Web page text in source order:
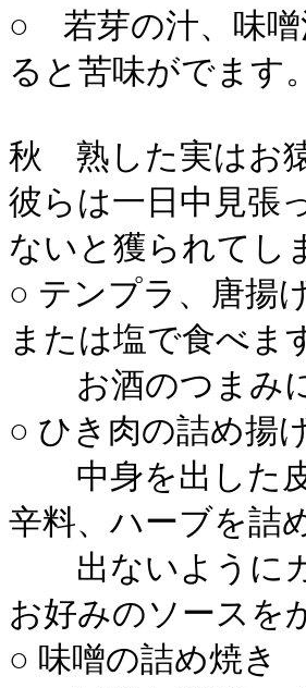
○ 若芽の汁、味
ると苦味がでます。
秋 熟した実はお
彼らは一日中見張
ないと獲られてし
○ テンプラ、唐揚
または塩で食べま
お酒のつまみ
○ ひき肉の詰め揚
中身を出した皮
辛料、ハーブを詰
出ないようにカ
お好みのソースを
○ 味噌の詰め焼き